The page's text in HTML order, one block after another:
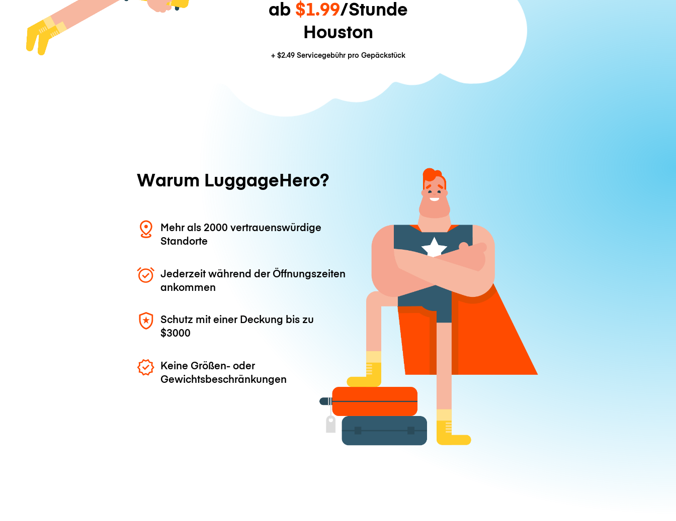
ab $1.99/Stunde
Houston
+ $2.49Servicegebühr pro Gepäckstück
Warum LuggageHero?
Mehr als 2000 vertrauenswürdige
Standorte
Jederzeit während der Öffnungszeiten
ankommen
Schutz mit einer Deckung bis zu
$3000
Keine Größen- oder
Gewichtsbeschränkungen